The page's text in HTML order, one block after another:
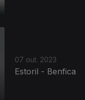
07 out. 2023
Estoril - Benfica